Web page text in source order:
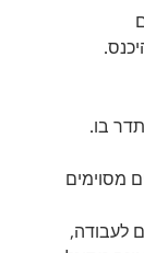
בו.
מסוימים
לעבודה,